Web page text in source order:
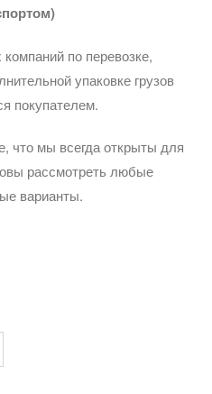
по перевозке,
упаковке грузов
покупателем.
мы всегда открыты для
рассмотреть любые
варианты.